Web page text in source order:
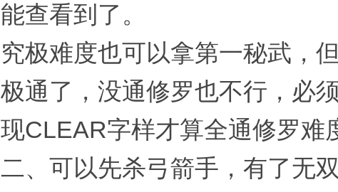
能查看到了。
究极难度也可以拿第一秘武，
极通了，没通修罗也不行，必
现CLEAR字样才算全通修罗难
二、可以先杀弓箭手，有了无